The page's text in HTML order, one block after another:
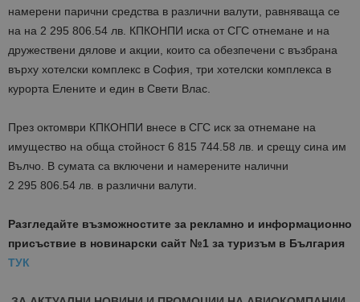
намерени парични средства в различни валути, равняваща се
на на 2 295 806.54 лв. КПКОНПИ иска от СГС отнемане и на
дружествени дялове и акции, които са обезпечени с възбрана
върху хотелски комплекс в София, три хотелски комплекса в
курорта Елените и един в Свети Влас.
През октомври КПКОНПИ внесе в СГС иск за отнемане на
имущество на обща стойност 6 815 744.58 лв. и срещу сина им
Вълчо. В сумата са включени и намерените налични
2 295 806.54 лв. в различни валути.
Разгледайте възможностите за рекламно и информационно
присъствие в новинарски сайт №1 за туризъм в България
ТУК